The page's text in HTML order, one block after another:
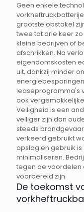
Geen enkele
grootste obstakel
twee tot drie keer
kleine bedrijven of
afschrikken. Na
eigendomskosten
uit, dankzij minder
leaseprogramma's
ook
Veiligheid is een
veiliger zijn dan
steeds
verkeerd gebruikt
opslag en gebruik
minimaliseren.
tegen de voordelen
voorbereid zijn.
De toekomst